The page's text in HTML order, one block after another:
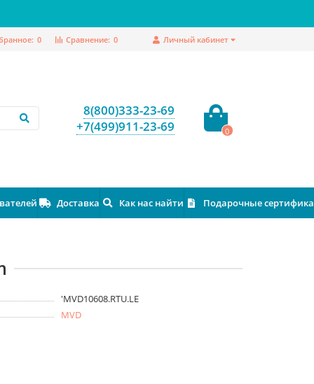
Личный кабинет
Сравнение: 0
0
8(800)333-23-69
+7(499)911-23-69
0
Доставка Как нас найти Подарочные
'MVD10608.RTU.LE
MVD